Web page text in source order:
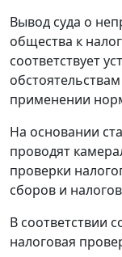
Вывод суда о
общества к
соответствует
применении
На основании
проводят
проверки
сборов и
В соответствии
налоговая